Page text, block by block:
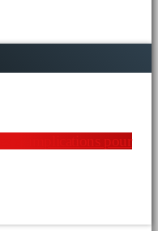
et implications pour